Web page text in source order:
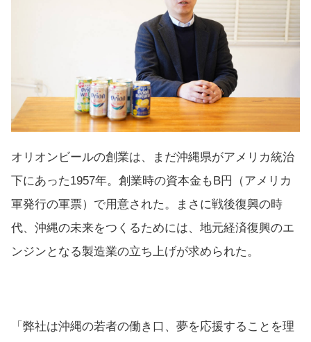
オリオンビールの創業は、まだ沖縄県がアメリカ統治
下にあった1957年。創業時の資本金もB円（アメリカ
軍発行の軍票）で用意された。まさに戦後復興の時
代、沖縄の未来をつくるためには、地元経済復興のエ
ンジンとなる製造業の立ち上げが求められた。
「弊社は沖縄の若者の働き口、夢を応援することを理